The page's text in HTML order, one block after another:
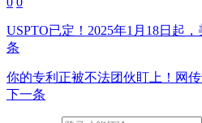
USPTO已定！2025年1月18日起
条
你的专利正被不法团伙盯上！网
下一条